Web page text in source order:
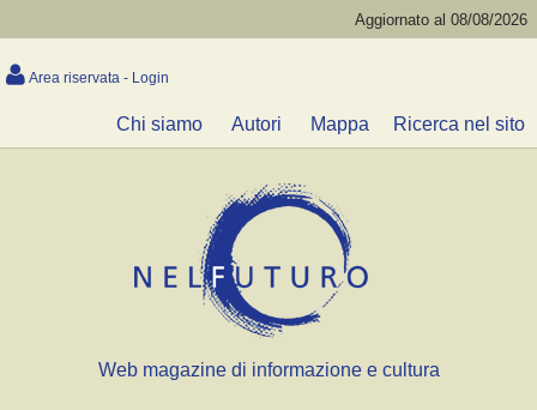
Aggiornato al 08/08/2026
Area riservata - Login
Chi siamo Autori Mappa Ricerca nel sito
Web magazine di informazione e cultura